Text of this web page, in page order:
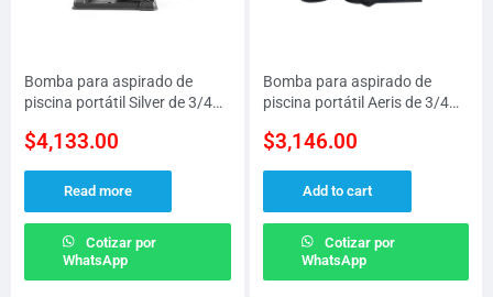
Bomba para aspirado de
piscina portátil Silver de 3/4
$4,133.00
Read more
Cotizar por
WhatsApp
Bomba para aspirado de
piscina portátil Aeris de 3/4
$3,146.00
Add to cart
Cotizar por
WhatsApp